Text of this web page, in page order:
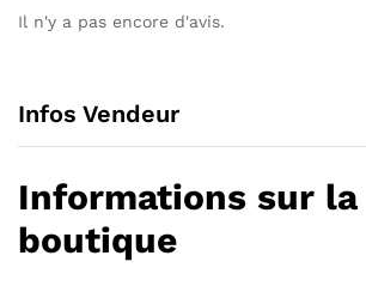
Il n'y a pas encore d'avis.
Infos Vendeur
Informations sur la
boutique